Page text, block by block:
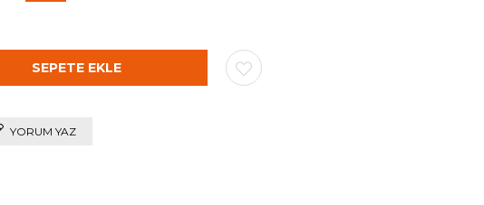
YORUM YAZ